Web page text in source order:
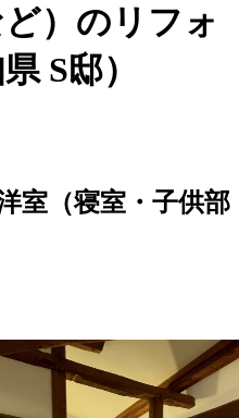
）のリフォ
S邸）
室（寝室・子供部